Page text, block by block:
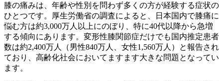
膝の痛みは、年齢や性別を問わず多くの方が経験する症状の
ひとつです。厚生労働省の調査によると、日本国内で膝痛に
悩む方は約3,000万人以上にのぼり、特に40代以降から急増
する傾向にあります。変形性膝関節症だけでも国内推定患者
数は約2,400万人（男性840万人、女性1,560万人）と報告され
ており、高齢化社会においてますます大きな問題となってい
ます。